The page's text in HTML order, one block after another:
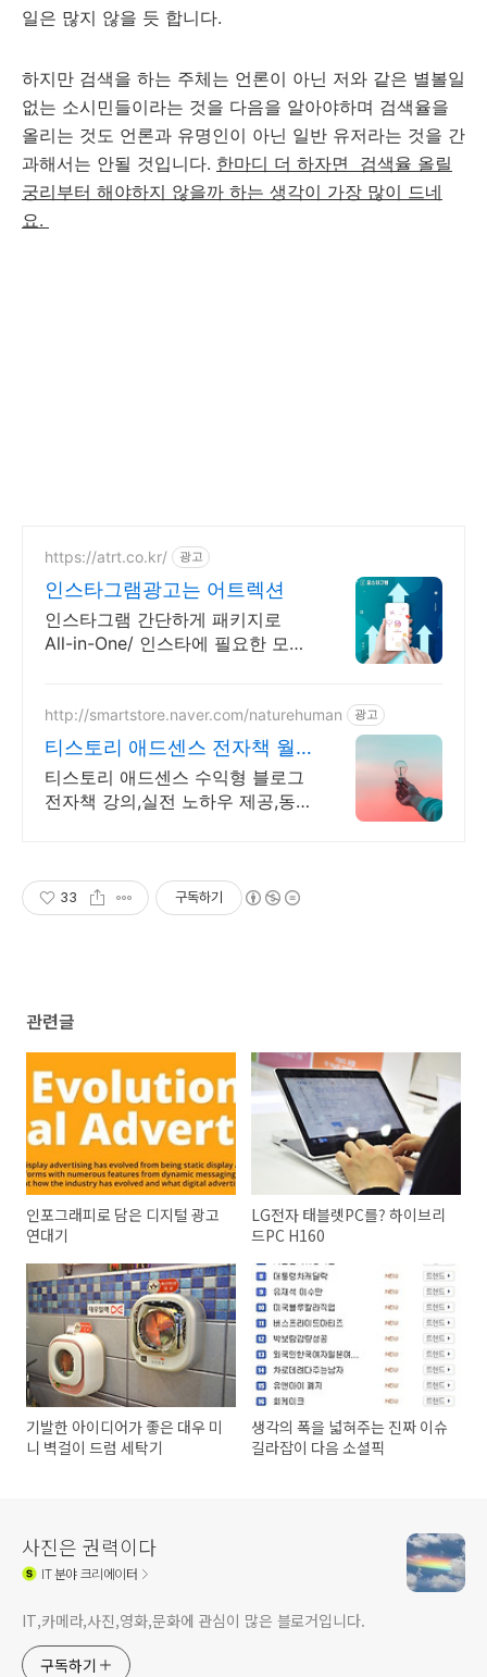
일은 많지 않을 듯 합니다.
하지만 검색을 하는 주체는 언론이 아닌 저와 같은 별볼일
없는 소시민들이라는 것을 다음을 알아야하며 검색율을
올리는 것도 언론과 유명인이 아닌 일반 유저라는 것을 간
과해서는 안될 것입니다. 한마디 더 하자면 검색율 올릴
궁리부터 해야하지 않을까 하는 생각이 가장 많이 드네
요.
https://atrt.co.kr/ 광고
인스타그램광고는 어트렉션
인스타그램 간단하게 패키지로
All-in-One/ 인스타에 필요한 모든
http://smartstore.naver.com/naturehuman 광고
티스토리 애드센스 전자책 월
100만원 고정 수익발생!
티스토리 애드센스 수익형 블로그
전자책 강의,실전 노하우 제공,동
33 구독하기
관련글
인포그래피로 담은 디지털 광고
연대기
LG전자 태블렛PC를? 하이브리
드PC H160
기발한 아이디어가 좋은 대우 미
니 벽걸이 드럼 세탁기
생각의 폭을 넓혀주는 진짜 이슈
길라잡이 다음 소셜픽
사진은 권력이다
IT분야 크리에이터
IT,카메라,사진,영화,문화에 관심이 많은 블로거입니다.
구독하기